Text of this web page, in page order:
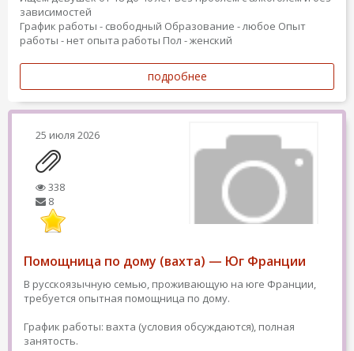
зависимостей
График работы - свободный Образование - любое Опыт
работы - нет опыта работы Пол - женский
подробнее
25 июля 2026
338
8
Помощница по дому (вахта) — Юг Франции
В русскоязычную семью, проживающую на юге Франции,
требуется опытная помощница по дому.
График работы: вахта (условия обсуждаются), полная
занятость.